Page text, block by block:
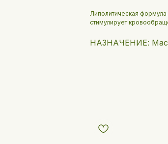
Липолитическая
стимулирует
НАЗНАЧЕНИЕ: